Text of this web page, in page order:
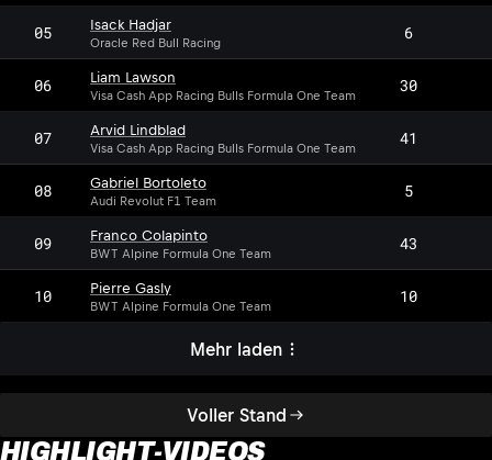
Voller Stand
05 Isack Hadjar
Oracle Red Bull Racing 6
06 Liam Lawson
Visa Cash App Racing Bulls Formula One Team 30
07 Arvid Lindblad
Visa Cash App Racing Bulls Formula One Team 41
08 Gabriel Bortoleto
Audi Revolut F1 Team 5
09 Franco Colapinto
BWT Alpine Formula One Team 43
10 Pierre Gasly
BWT Alpine Formula One Team 10
Mehr laden
HIGHLIGHT-VIDEOS